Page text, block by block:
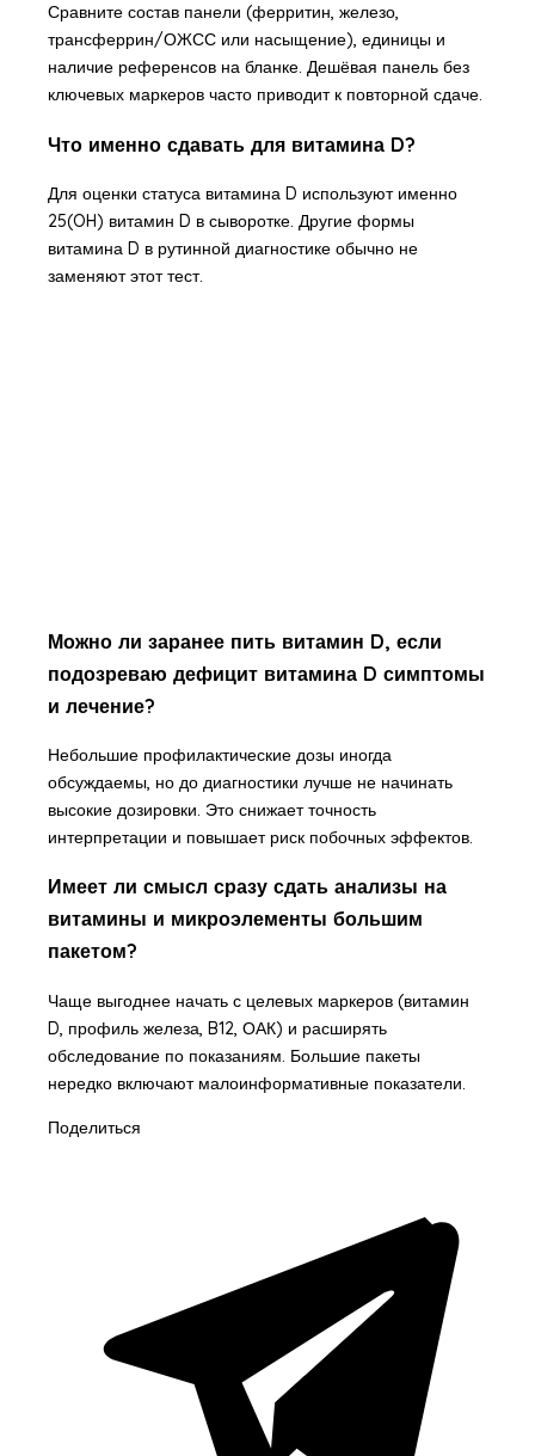
Сравните состав панели (ферритин, железо,
трансферрин/ОЖСС или насыщение), единицы и
наличие референсов на бланке. Дешёвая панель без
ключевых маркеров часто приводит к повторной сдаче.
Что именно сдавать для витамина D?
Для оценки статуса витамина D используют именно
25(OH) витамин D в сыворотке. Другие формы
витамина D в рутинной диагностике обычно не
заменяют этот тест.
Можно ли заранее пить витамин D, если
подозреваю дефицит витамина D симптомы
и лечение?
Небольшие профилактические дозы иногда
обсуждаемы, но до диагностики лучше не начинать
высокие дозировки. Это снижает точность
интерпретации и повышает риск побочных эффектов.
Имеет ли смысл сразу сдать анализы на
витамины и микроэлементы большим
пакетом?
Чаще выгоднее начать с целевых маркеров (витамин
D, профиль железа, B12, ОАК) и расширять
обследование по показаниям. Большие пакеты
нередко включают малоинформативные показатели.
Поделиться